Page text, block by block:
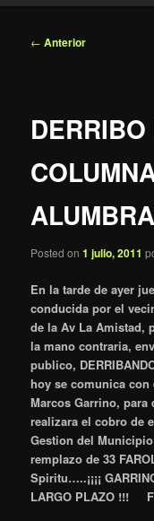
Navegación
← Anterior
DERRIBO
Posted on1 julio, 2011
En la tarde de ayer
conducida por el
de la Av La Amistad,
la mano contraria,
publico,
hoy se comunica con
Marcos Garrino,
realizara el cobro de
Gestion del
remplazo de 33
Spiritu…..¡¡¡¡
LARGO PLAZO !!!